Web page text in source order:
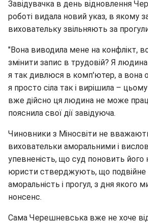
Завідувачка в день відновлення
роботі видала новий указ, в якому
виховательку звільняють за
"Вона виводила мене на конфлікт,
змінити запис в трудовій? Я
я так дивлюся в комп'ютер, а вона
я просто сіла так і вирішила –
вже дійсно ця людина не може
пояснила свої дії завідуюча.
Чиновники з Міносвіти не
виховательки аморальними і
упевненість, що суд поновить його
юристи стверджують, що подвійне
аморальність і прогул, з дня якого
нонсенс.
Сама Черешневська вже не хоче